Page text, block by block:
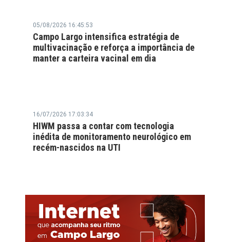
05/08/2026 16:45:53
Campo Largo intensifica estratégia de
multivacinação e reforça a importância de
manter a carteira vacinal em dia
16/07/2026 17:03:34
HIWM passa a contar com tecnologia
inédita de monitoramento neurológico em
recém-nascidos na UTI